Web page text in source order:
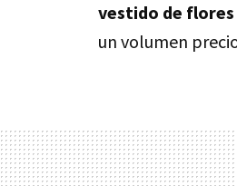
vestido de
un volumen